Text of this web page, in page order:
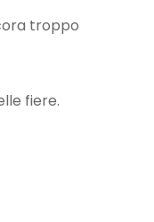
troppo
fiere.